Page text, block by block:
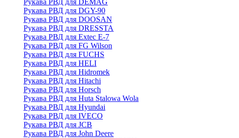
Рукава РВД для DEMAG
Рукава РВД для DGY-90
Рукава РВД для DOOSAN
Рукава РВД для DRESSTA
Рукава РВД для Extec E-7
Рукава РВД для FG Wilson
Рукава РВД для FUCHS
Рукава РВД для HELI
Рукава РВД для Hidromek
Рукава РВД для Hitachi
Рукава РВД для Horsch
Рукава РВД для Huta Stalowa Wola
Рукава РВД для Hyundai
Рукава РВД для IVECO
Рукава РВД для JCB
Рукава РВД для John Deere